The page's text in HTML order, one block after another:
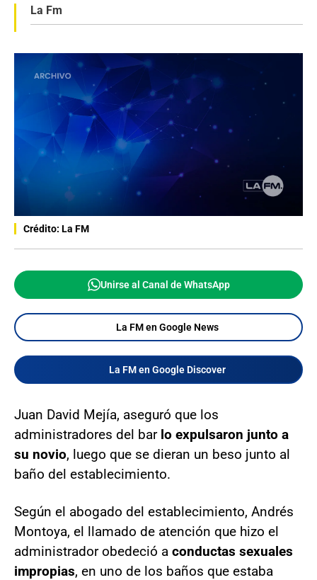
La Fm
Crédito: La FM
Unirse al Canal de WhatsApp
La FM en Google News
La FM en Google Discover
Juan David Mejía, aseguró que los
administradores del barlo expulsaron junto a
su novio, luego que se dieran un beso junto al
baño del establecimiento.
Según el abogado del establecimiento, Andrés
Montoya, el llamado de atención que hizo el
administrador obedeció a conductas sexuales
impropias, en uno de los baños que estaba